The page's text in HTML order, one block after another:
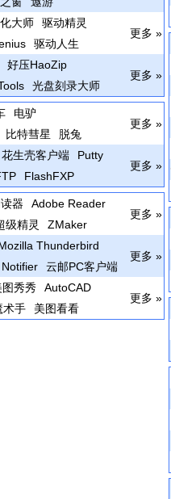
大师
驱动精灵
驱动人生
更多 »
好压HaoZip
光盘刻录大师
更多 »
电驴
比特彗星 脱兔
更多 »
花生壳客户端
Putty
FlashFXP
更多 »
器
Adobe Reader
级精灵 ZMaker
更多 »
Thunderbird
云邮PC客户端
更多 »
图秀秀
AutoCAD
术手 美图看看
更多 »